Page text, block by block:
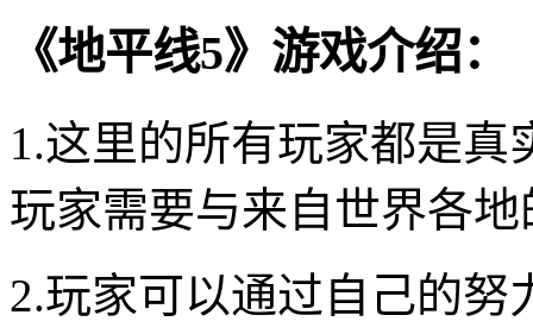
《地平线5》游戏介绍：
1.这里的所有玩家都是
玩家需要与来自世界各
2.玩家可以通过自己的